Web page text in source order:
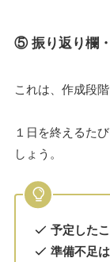
⑤ 振り返り欄
これは、作成段
１日を終えるた
しょう。
予定した
準備不足